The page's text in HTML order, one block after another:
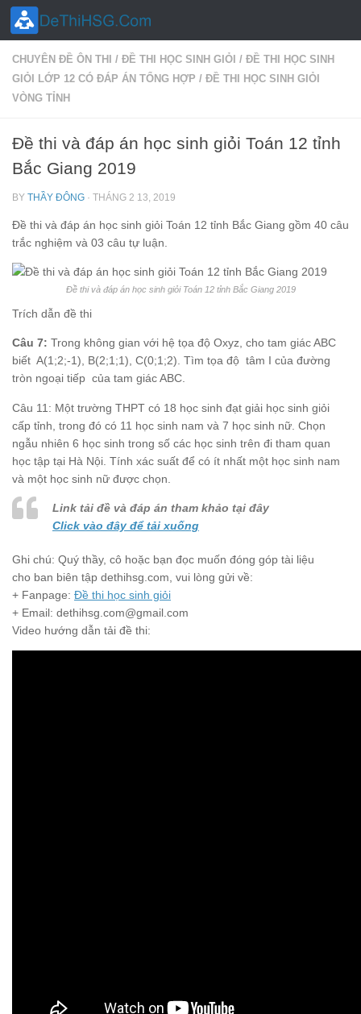
Skip to content
CHUYÊN ĐỀ ÔN THI / ĐỀ THI HỌC SINH GIỎI / ĐỀ THI HỌC SINH
GIỎI LỚP 12 CÓ ĐÁP ÁN TỔNG HỢP / ĐỀ THI HỌC SINH GIỎI
VÒNG TỈNH
Đề thi và đáp án học sinh giỏi Toán 12 tỉnh
Bắc Giang 2019
BY THẦY ĐÔNG · THÁNG 2 13, 2019
Đề thi và đáp án học sinh giỏi Toán 12 tỉnh Bắc Giang gồm 40 câu
trắc nghiệm và 03 câu tự luận.
Đề thi và đáp án học sinh giỏi Toán 12 tỉnh Bắc Giang 2019
Trích dẫn đề thi
Câu 7: Trong không gian với hệ tọa độ Oxyz, cho tam giác ABC
biết A(1;2;-1), B(2;1;1), C(0;1;2). Tìm tọa độ tâm I của đường
tròn ngoại tiếp của tam giác ABC.
Câu 11: Một trường THPT có 18 học sinh đạt giải học sinh giỏi
cấp tỉnh, trong đó có 11 học sinh nam và 7 học sinh nữ. Chọn
ngẫu nhiên 6 học sinh trong số các học sinh trên đi tham quan
học tập tại Hà Nội. Tính xác suất để có ít nhất một học sinh nam
và một học sinh nữ được chọn.
Link tải đề và đáp án tham khảo tại đây
Click vào đây để tải xuống
Ghi chú: Quý thầy, cô hoặc bạn đọc muốn đóng góp tài liệu
cho ban biên tập dethihsg.com, vui lòng gửi về:
+ Fanpage: Đề thi học sinh giỏi
+ Email: dethihsg.com@gmail.com
Video hướng dẫn tải đề thi: